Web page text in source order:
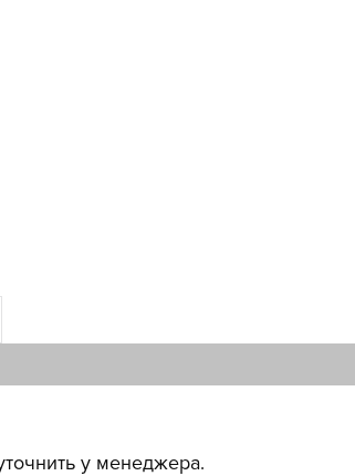
у менеджера.